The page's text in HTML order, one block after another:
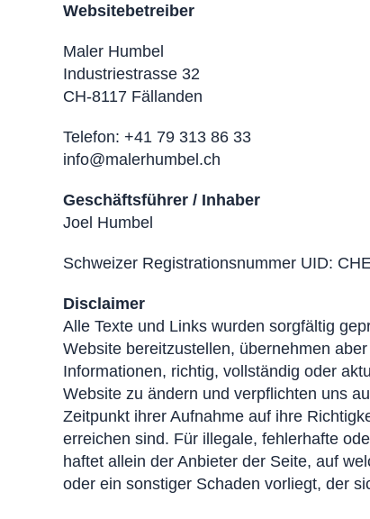
Websitebetreiber
Maler Humbel
Industriestrasse 32
CH-8117 Fällanden
Telefon: +41 79 313 86 33
info@malerhumbel.ch
Geschäftsführer / Inhaber
Joel Humbel
Schweizer Registrationsnummer UID:
Disclaimer
Alle Texte und Links wurden sorgfältig
Website bereitzustellen, übernehmen
Informationen, richtig, vollständig oder
Website zu ändern und verpflichten uns
Zeitpunkt ihrer Aufnahme auf ihre
erreichen sind. Für illegale, fehlerhafte
haftet allein der Anbieter der Seite, auf
oder ein sonstiger Schaden vorliegt, der